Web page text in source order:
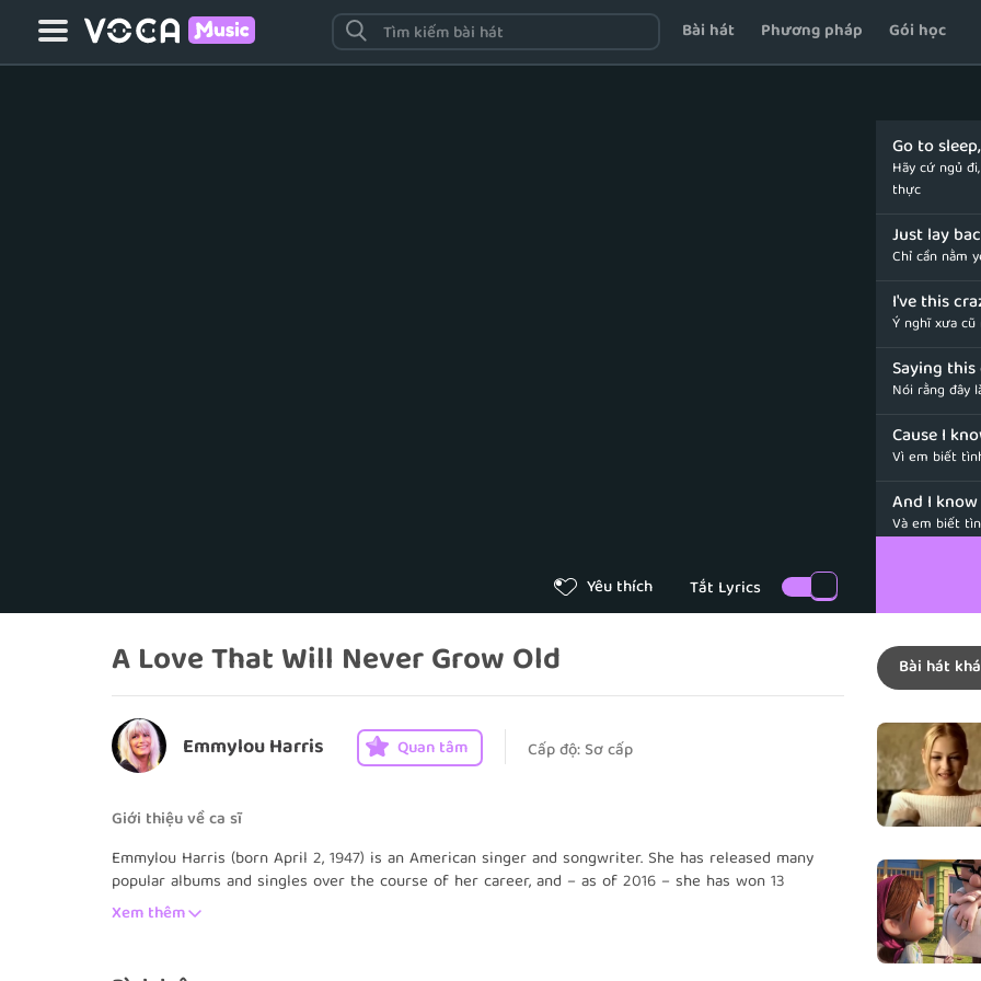
Bài hát Phương pháp Gói học
Yêu thích
Go to
Hãy cứ ngủ
thực
Just lay
Chỉ cần nằm
I've this
Ý nghĩ xưa
Saying
Nói rằng đây
Cause I
Vì em biết
And I
Và em biết
When
Khi anh
Nhưng hãy
Chỉ cần nụ
And your
Và tiếng cười
Vì em biết
And I
Và em biết
Lean on
A Love That Will Never Grow Old
Emmylou Harris Quan tâm Cấp độ:Sơ cấp
Giới thiệu về ca sĩ
Emmylou Harris (born April 2, 1947) is an American singer and songwriter. She has released many
popular albums and singles over the course of her career, and – as of 2016 – she has won 13
Grammys as well as numerous other awards.
Xem thêm
Bài hát